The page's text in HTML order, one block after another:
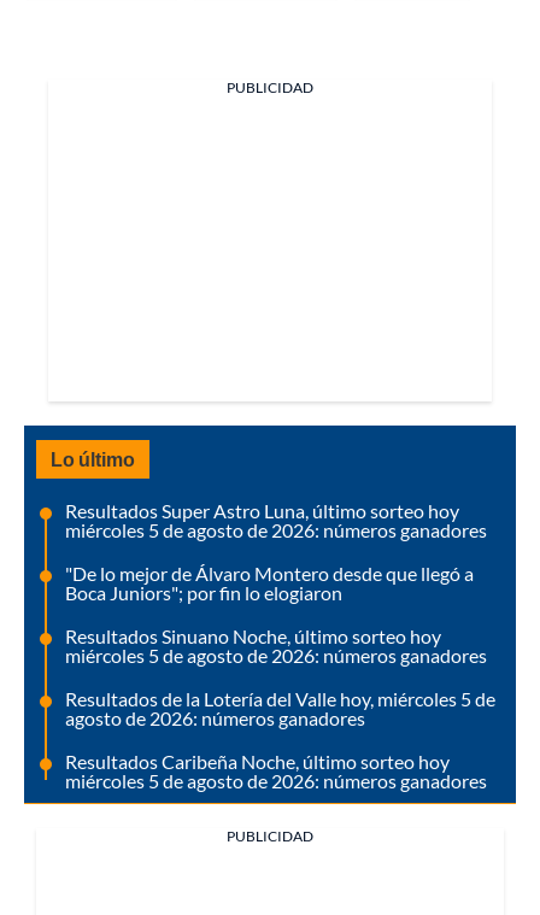
PUBLICIDAD
Lo último
Resultados Super Astro Luna, último sorteo hoy
miércoles 5 de agosto de 2026: números ganadores
"De lo mejor de Álvaro Montero desde que llegó a
Boca Juniors"; por fin lo elogiaron
Resultados Sinuano Noche, último sorteo hoy
miércoles 5 de agosto de 2026: números ganadores
Resultados de la Lotería del Valle hoy, miércoles 5 de
agosto de 2026: números ganadores
Resultados Caribeña Noche, último sorteo hoy
miércoles 5 de agosto de 2026: números ganadores
PUBLICIDAD